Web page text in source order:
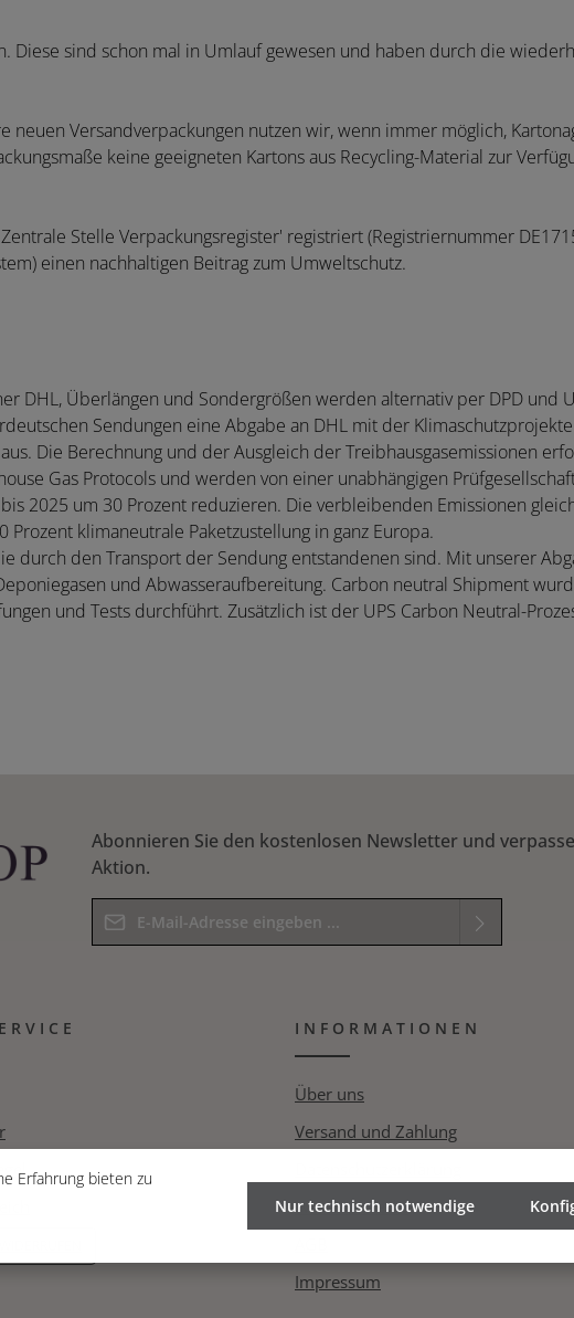
Diese sind schon mal in Umlauf gewesen und haben durch die
Versandverpackungen nutzen wir, wenn immer möglich,
keine geeigneten Kartons aus Recycling-Material zur
Stelle Verpackungsregister' registriert (Registriernummer
einen nachhaltigen Beitrag zum Umweltschutz.
DHL, Überlängen und Sondergrößen werden alternativ per DPD und
Sendungen eine Abgabe an DHL mit der
Die Berechnung und der Ausgleich der Treibhausgasemissionen
Gas Protocols und werden von einer unabhängigen
2025 um 30 Prozent reduzieren. Die verbleibenden Emissionen
klimaneutrale Paketzustellung in ganz Europa.
durch den Transport der Sendung entstandenen sind. Mit unserer
und Abwasseraufbereitung. Carbon neutral Shipment
und Tests durchführt. Zusätzlich ist der UPS Carbon Neutral-
Abonnieren Sie den kostenlosen Newsletter und
Aktion.
E-Mail-Adresse*
Kenntnis genommen und die AGB gelesen und
bin mit ihnen einverstanden.*
Bitte geben Sie das Ergebnis der Gleichung in das
INFORMATIONEN
Über uns
Versand und Zahlung
Widerrufsrecht
Impressum
Erfahrung bieten zu
Nur technisch notwendige